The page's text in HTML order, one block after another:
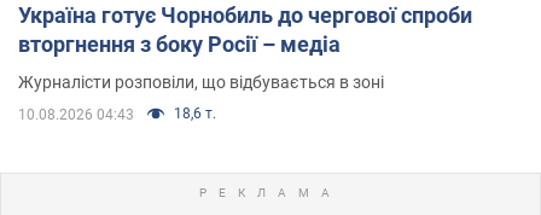
Україна готує Чорнобиль до чергової спроби
вторгнення з боку Росії – медіа
Журналісти розповіли, що відбувається в зоні
10.08.2026 04:43 18,6 т.